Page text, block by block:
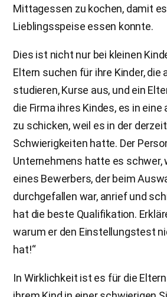
Mittagessen zu kochen, damit
Lieblingsspeise essen konnte.
Dies ist nicht nur bei kleinen
Eltern suchen für ihre Kinder, die
studieren, Kurse aus, und ein
die Firma ihres Kindes, es in
zu schicken, weil es in der
Schwierigkeiten hatte. Der
Unternehmens hatte es schwer,
eines Bewerbers, der beim
durchgefallen war, anrief und
hat die beste Qualifikation.
warum er den Einstellungstest
hat!“
In Wirklichkeit ist es für die